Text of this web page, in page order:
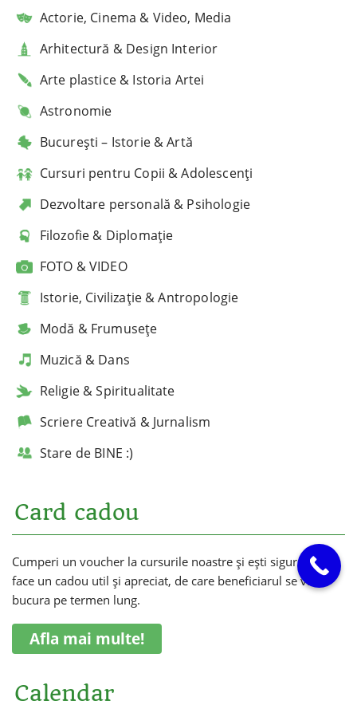
Actorie, Cinema & Video, Media
Arhitectură & Design Interior
Arte plastice & Istoria Artei
Astronomie
București – Istorie & Artă
Cursuri pentru Copii & Adolescenți
Dezvoltare personală & Psihologie
Filozofie & Diplomație
FOTO & VIDEO
Istorie, Civilizație & Antropologie
Modă & Frumusețe
Muzică & Dans
Religie & Spiritualitate
Scriere Creativă & Jurnalism
Stare de BINE :)
Card cadou
Cumperi un voucher la cursurile noastre și ești sigur că vei
face un cadou util și apreciat, de care beneficiarul se va
bucura pe termen lung.
Afla mai multe!
Calendar